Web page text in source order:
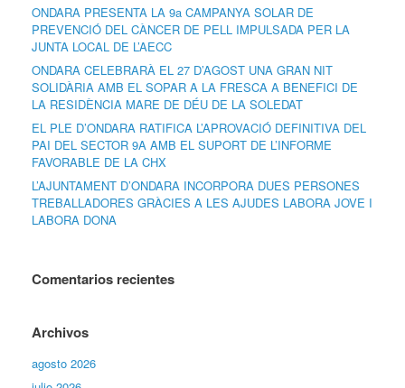
ONDARA PRESENTA LA 9a CAMPANYA SOLAR DE
PREVENCIÓ DEL CÀNCER DE PELL IMPULSADA PER LA
JUNTA LOCAL DE L’AECC
ONDARA CELEBRARÀ EL 27 D’AGOST UNA GRAN NIT
SOLIDÀRIA AMB EL SOPAR A LA FRESCA A BENEFICI DE
LA RESIDÈNCIA MARE DE DÉU DE LA SOLEDAT
EL PLE D’ONDARA RATIFICA L’APROVACIÓ DEFINITIVA DEL
PAI DEL SECTOR 9A AMB EL SUPORT DE L’INFORME
FAVORABLE DE LA CHX
L’AJUNTAMENT D’ONDARA INCORPORA DUES PERSONES
TREBALLADORES GRÀCIES A LES AJUDES LABORA JOVE I
LABORA DONA
Comentarios recientes
Archivos
agosto 2026